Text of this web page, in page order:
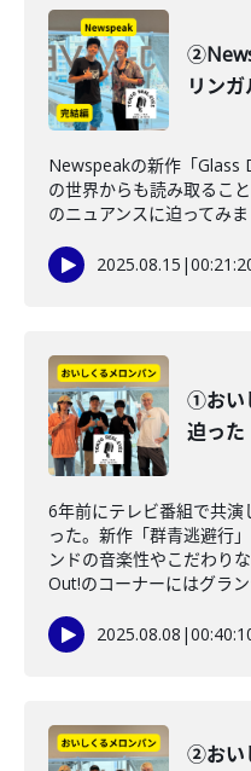
リン
Newspeakの新作「Glass
の世界からも読み取るこ
のニュアンスに迫ってみま
2025.08.15 |
①おい
迫った
6年前にテレビ番組で共
った。新作「群青逃避行
ンドの音楽性やこだわり
Out!のコーナーにはグラン
2025.08.08 |
②おい